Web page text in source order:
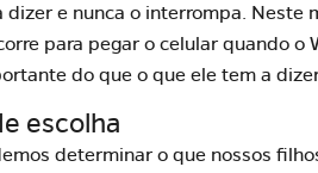
e nunca o interrompa. Neste
para pegar o celular quando
do que o que ele tem a
escolha
determinar o que nossos